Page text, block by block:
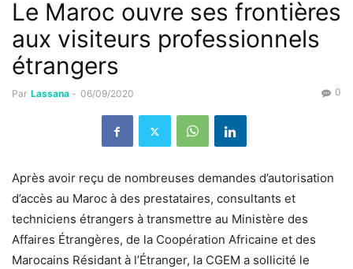
Le Maroc ouvre ses frontières
aux visiteurs professionnels
étrangers
Par Lassana - 06/09/2020 0
Après avoir reçu de nombreuses demandes d’autorisation
d’accès au Maroc à des prestataires, consultants et
techniciens étrangers à transmettre au Ministère des
Affaires Étrangères, de la Coopération Africaine et des
Marocains Résidant à l’Étranger, la CGEM a sollicité le